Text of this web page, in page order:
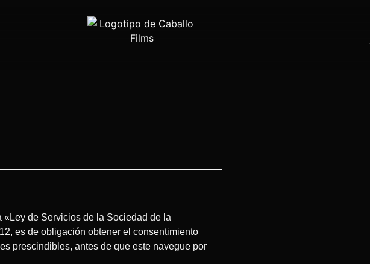
de Servicios de la Sociedad de la
es de obligación obtener el consentimiento
prescindibles, antes de que este navegue por